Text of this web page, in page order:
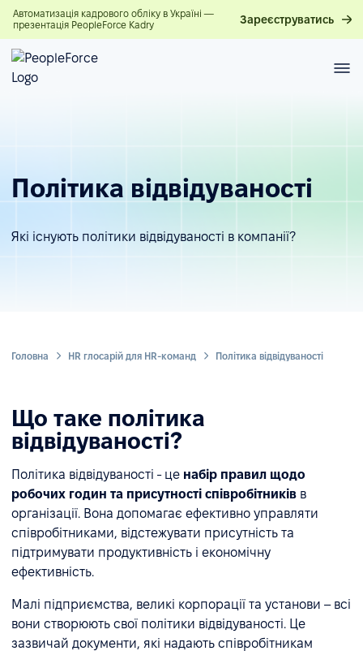
Автоматизація кадрового обліку в Україні —
презентація PeopleForce Kadry
Зареєструватись
Політика відвідуваності
Які існують політики відвідуваності в компанії?
Головна HR глосарій для HR-команд Політика відвідуваності
Що таке політика
відвідуваності?
Політика відвідуваності - це набір правил щодо
робочих годин та присутності співробітників в
організації. Вона допомагає ефективно управляти
співробітниками, відстежувати присутність та
підтримувати продуктивність і економічну
ефективність.
Малі підприємства, великі корпорації та установи – всі
вони створюють свої політики відвідуваності. Це
зазвичай документи, які надають співробітникам